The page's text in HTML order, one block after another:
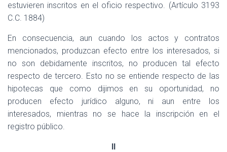
estuvieren inscritos en el oficio respectivo. (Artículo 3193
C.C. 1884)
En consecuencia, aun cuando los actos y contratos
mencionados, produzcan efecto entre los interesados, si
no son debidamente inscritos, no producen tal efecto
respecto de tercero. Esto no se entiende respecto de las
hipotecas que como dijimos en su oportunidad, no
producen efecto jurídico alguno, ni aun entre los
interesados, mientras no se hace la inscripción en el
registro público.
II